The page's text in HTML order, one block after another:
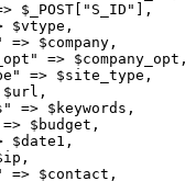
$site_type,